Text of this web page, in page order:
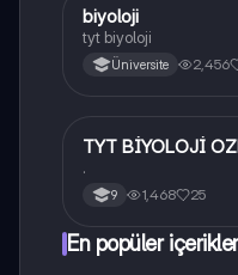
BBiyoloji
biyoloji
tyt biyoloji
Üniversite 2,456
Biyoloji
TYT BİYOLOJİ
.
9 1,468 25
En popüler içerikler